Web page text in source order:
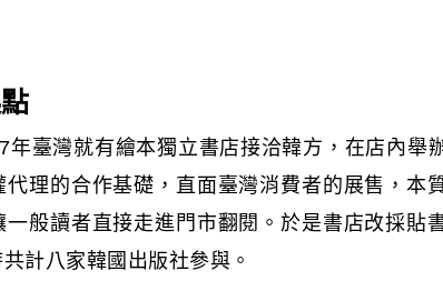
臺灣就有繪本獨立書店接洽韓方，在店內舉
理的合作基礎，直面臺灣消費者的展售，本
般讀者直接走進門市翻閱。於是書店改採貼
計八家韓國出版社參與。